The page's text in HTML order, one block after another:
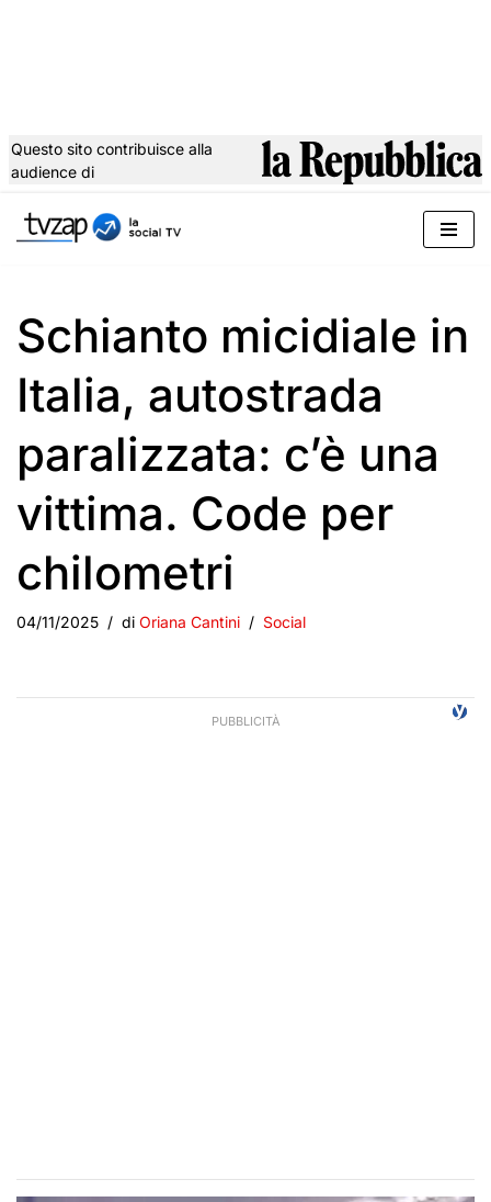
al
Questo sito contribuisce alla
audience di
Schianto micidiale in
Italia, autostrada
paralizzata: c’è una
vittima. Code per
chilometri
04/11/2025 di Oriana Cantini Social